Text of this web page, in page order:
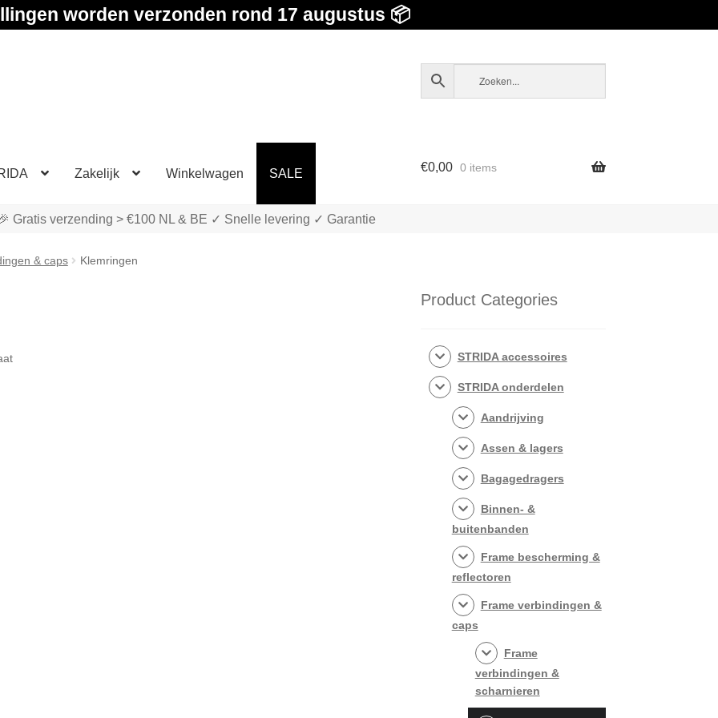
worden verzonden rond 17 augustus 📦
Zakelijk Winkelwagen SALE €0,00 0 items
Gratis verzending > €100 NL & BE ✓ Snelle levering ✓ Garantie
& caps Klemringen
Product Categories
STRIDA accessoires
STRIDA onderdelen
Aandrijving
Assen & lagers
Bagagedragers
Binnen- &
buitenbanden
Frame bescherming &
reflectoren
Frame verbindingen &
caps
Frame
verbindingen &
scharnieren